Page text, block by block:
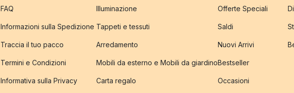
FAQ
Informazioni sulla Spedizione
Traccia il tuo pacco
Termini e Condizioni
Informativa sulla Privacy
Illuminazione
Tappeti e tessuti
Arredamento
Mobili da esterno e Mobili da giardino
Carta regalo
Offerte Speciali
Saldi
Nuovi Arrivi
Bestseller
Occasioni